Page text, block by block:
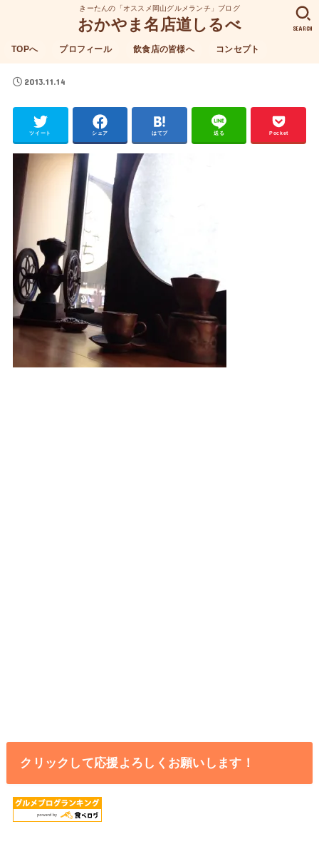
きーたんの「オススメ岡山グルメランチ」ブログ
おかやま名店道しるべ
TOPへ プロフィール 飲食店の皆様へ コンセプト
SEARCH
2013.11.14
ツイート シェア はてブ 送る Pocket
クリックして応援よろしくお願いします！